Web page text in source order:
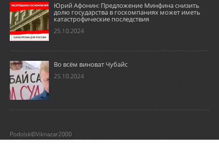
Юрий Афонин: Предложение Минфина снизить
долю государства в госкомпаниях может иметь
катастрофические последствия
25.10.2024
Во всём виноват Чубайс
25.10.2024
Podolsk©Viknazar2000